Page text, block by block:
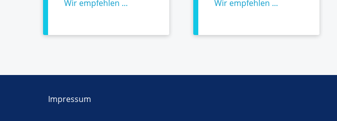
Wir empfehlen ... Wir empfehlen ...
Impressum